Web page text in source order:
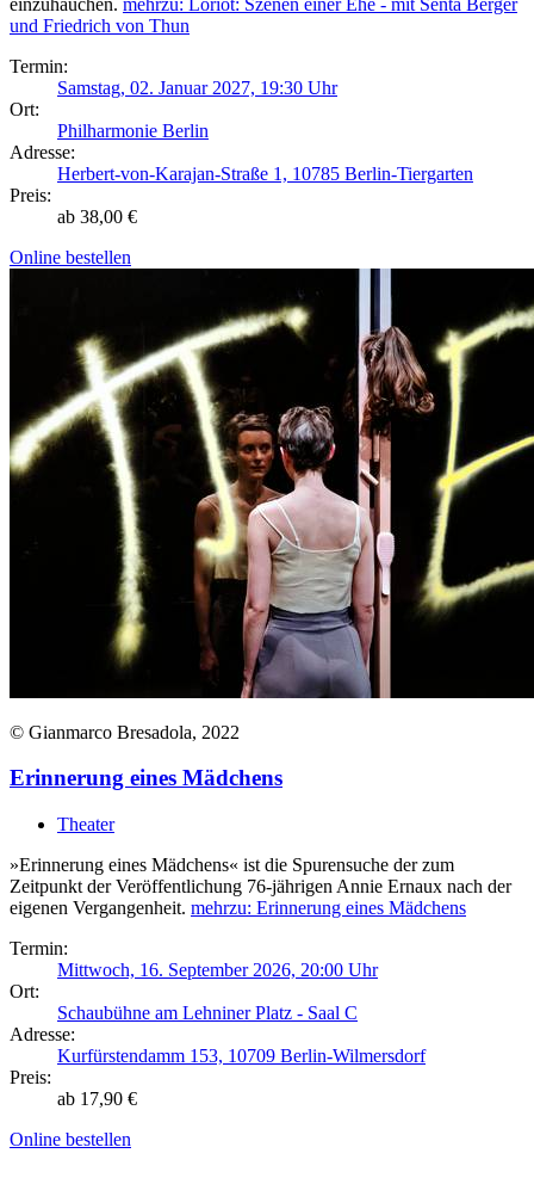
und Friedrich von Thun
Termin:
Samstag, 02. Januar 2027, 19:30 Uhr
Ort:
Philharmonie Berlin
Adresse:
Herbert-von-Karajan-Straße 1, 10785 Berlin-Tiergarten
Preis:
ab 38,00 €
Online bestellen
© Gianmarco Bresadola, 2022
Erinnerung eines Mädchens
Theater
»Erinnerung eines Mädchens« ist die Spurensuche der zum
Zeitpunkt der Veröffentlichung 76-jährigen Annie Ernaux nach der
eigenen Vergangenheit. mehrzu: Erinnerung eines Mädchens
Termin:
Mittwoch, 16. September 2026, 20:00 Uhr
Ort:
Schaubühne am Lehniner Platz - Saal C
Adresse:
Kurfürstendamm 153, 10709 Berlin-Wilmersdorf
Preis:
ab 17,90 €
Online bestellen